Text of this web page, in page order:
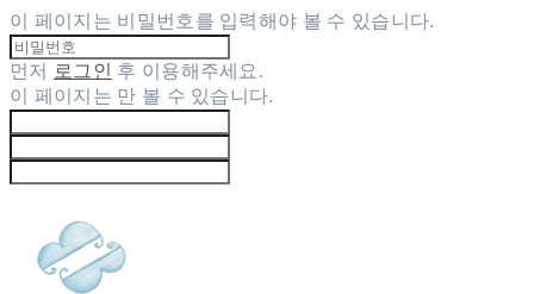
이 페이지는 비밀번호를 입력해야 볼 수 있습니다.
먼저 로그인
후 이용해주세요.
이 페이지는 만 볼 수 있습니다.